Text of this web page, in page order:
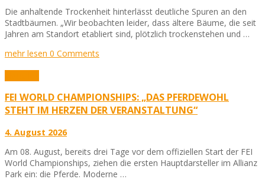
Die anhaltende Trockenheit hinterlässt deutliche Spuren an den
Stadtbäumen. „Wir beobachten leider, dass ältere Bäume, die seit
Jahren am Standort etabliert sind, plötzlich trockenstehen und …
mehr lesen 0 Comments
FEI WORLD CHAMPIONSHIPS: „DAS PFERDEWOHL
STEHT IM HERZEN DER VERANSTALTUNG“
4. August 2026
Am 08. August, bereits drei Tage vor dem offiziellen Start der FEI
World Championships, ziehen die ersten Hauptdarsteller im Allianz
Park ein: die Pferde. Moderne …